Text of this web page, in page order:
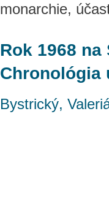
monarchie,
Rok 1968
Chronológia
Bystrický,